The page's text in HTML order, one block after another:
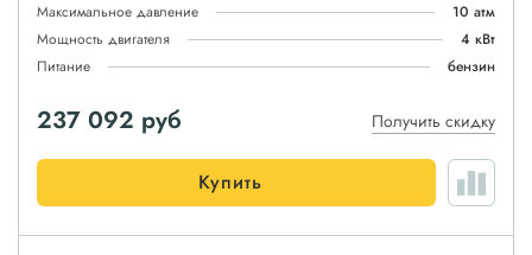
Максимальное давление
10 атм
Мощность двигателя
4 кВт
Питание
бензин
237 092 руб Получить скидку
Купить